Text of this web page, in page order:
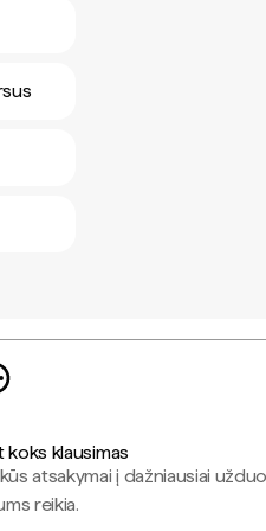
koks klausimas
atsakymai į dažniausiai
reikia.